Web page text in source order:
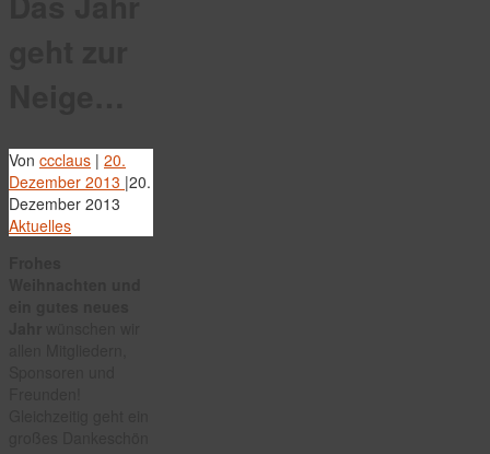
Von ccclaus | 20.
Dezember 2013 |20.
Dezember 2013
Aktuelles